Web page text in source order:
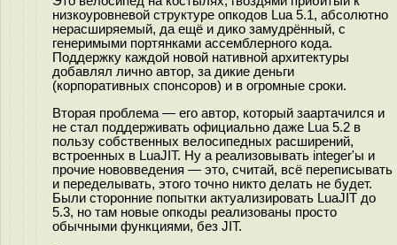
низкоуровневой структуре опкодов Lua 5.1, абсолютно
нерасширяемый, да ещё и дико замудрённый, с
генеримыми портянками ассемблерного кода.
Поддержку каждой новой нативной архитектуры
добавлял лично автор, за дикие деньги
(корпоративных спонсоров) и в огромные сроки.
Вторая проблема — его автор, который заартачился и
не стал поддерживать официально даже Lua 5.2 в
пользу собственных велосипедных расширений,
встроенных в LuaJIT. Ну а реализовывать integer'ы и
прочие нововведения — это, считай, всё переписывать
и переделывать, этого точно никто делать не будет.
Были сторонние попытки актуализировать LuaJIT до
5.3, но там новые опкоды реализованы просто
обычными функциями, без JIT.